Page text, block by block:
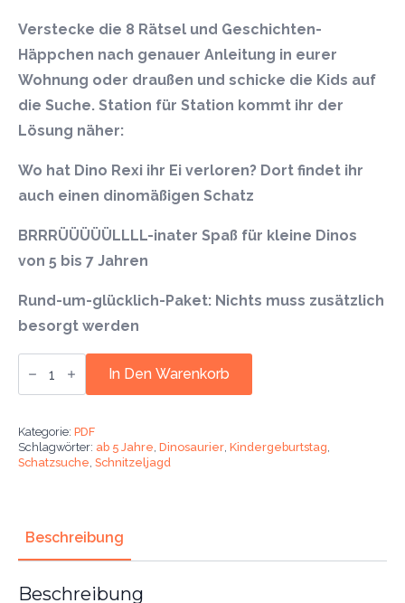
Verstecke die 8 Rätsel und Geschichten-
Häppchen nach genauer Anleitung in eurer
Wohnung oder draußen und schicke die Kids auf
die Suche. Station für Station kommt ihr der
Lösung näher:
Wo hat Dino Rexi ihr Ei verloren? Dort findet ihr
auch einen dinomäßigen Schatz
BRRRÜÜÜÜÜLLLL-inater Spaß für kleine Dinos
von 5 bis 7 Jahren
Rund-um-glücklich-Paket: Nichts muss zusätzlich
besorgt werden
Dinosaurier
Schnitzeljagd.
auf
Schatzsuche.
Ab
In Den Warenkorb
Kategorie: PDF
Schlagwörter: ab 5 Jahre, Dinosaurier, Kindergeburtstag,
Schatzsuche, Schnitzeljagd
Beschreibung
Beschreibung